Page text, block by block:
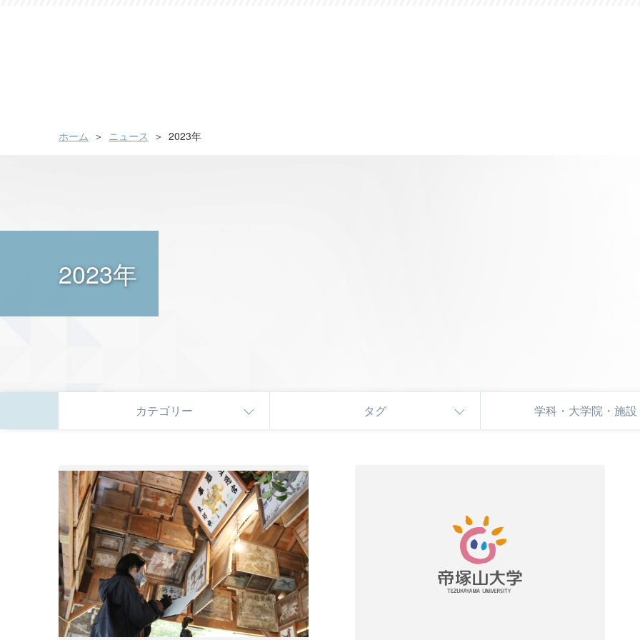
ホーム ニュース 2023年
2023年
カテゴリー タグ 学科・大学院・施設